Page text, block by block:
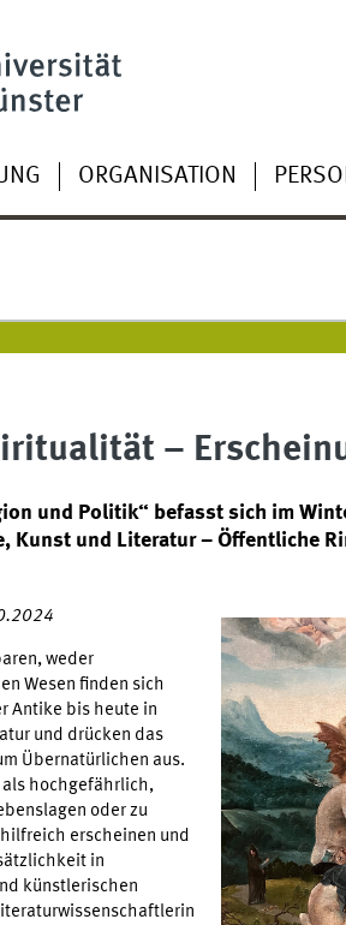
ORGANISATION
–
und Politik“ befasst sich im
Kunst und Literatur – Öffentliche
weder
Wesen finden sich
Antike bis heute in
und drücken das
Übernatürlichen aus.
als hochgefährlich,
oder zu
erscheinen und
in
künstlerischen